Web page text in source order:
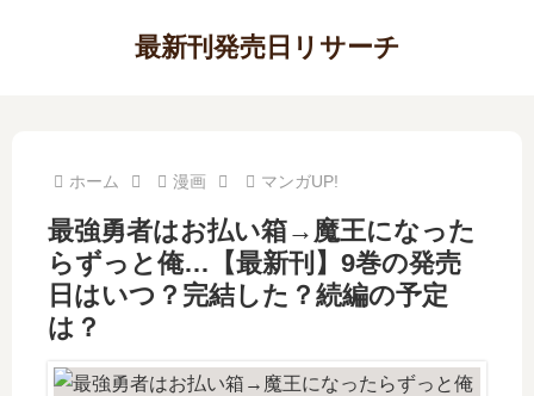
最新刊発売日リサーチ
ホーム 漫画 マンガUP!
最強勇者はお払い箱→魔王になった
らずっと俺…【最新刊】9巻の発売
日はいつ？完結した？続編の予定
は？